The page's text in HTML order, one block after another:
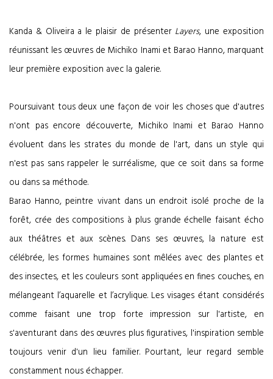
Kanda & Oliveira a le plaisir de présenter Layers, une exposition
réunissant les œuvres de Michiko Inami et Barao Hanno, marquant
leur première exposition avec la galerie.
Poursuivant tous deux une façon de voir les choses que d'autres
n'ont pas encore découverte, Michiko Inami et Barao Hanno
évoluent dans les strates du monde de l'art, dans un style qui
n'est pas sans rappeler le surréalisme, que ce soit dans sa forme
ou dans sa méthode.
Barao Hanno, peintre vivant dans un endroit isolé proche de la
forêt, crée des compositions à plus grande échelle faisant écho
aux théâtres et aux scènes. Dans ses œuvres, la nature est
célébrée, les formes humaines sont mêlées avec des plantes et
des insectes, et les couleurs sont appliquées en fines couches, en
mélangeant l’aquarelle et l’acrylique. Les visages étant considérés
comme faisant une trop forte impression sur l'artiste, en
s'aventurant dans des œuvres plus figuratives, l'inspiration semble
toujours venir d'un lieu familier. Pourtant, leur regard semble
constamment nous échapper.